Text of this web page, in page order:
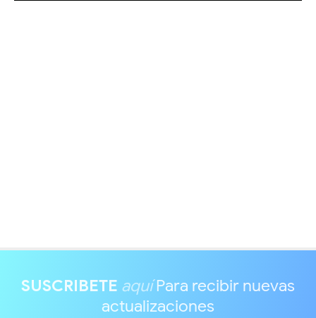
SUSCRIBETE aquíPara recibir nuevas
actualizaciones